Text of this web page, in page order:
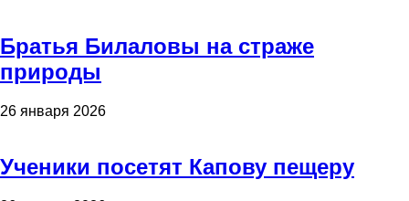
Братья Билаловы на страже
природы
26 января 2026
Ученики посетят Капову пещеру